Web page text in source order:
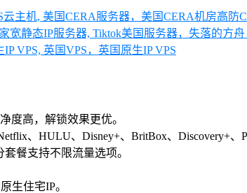
云主机, 美国CERA服务器，美国CERA机房高
宽静态IP服务器, Tiktok美国服务器，失落的方
VPS, 英国VPS，英国原生IP VPS
度高，解锁效果更优。
、HULU、Disney+、BritBox、Discovery+、
套餐支持不限流量选项。
生住宅IP。